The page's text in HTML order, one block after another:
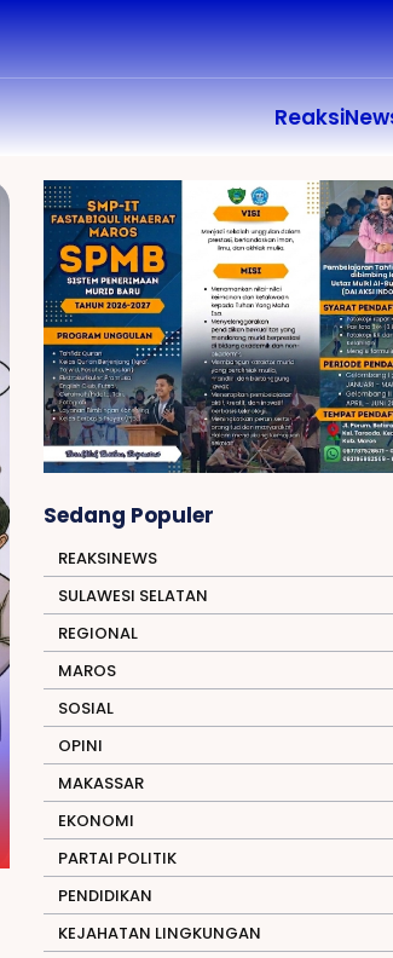
Sedang Populer
REAKSINEWS
SULAWESI SELATAN
REGIONAL
MAROS
SOSIAL
OPINI
MAKASSAR
EKONOMI
PARTAI POLITIK
PENDIDIKAN
KEJAHATAN LINGKUNGAN